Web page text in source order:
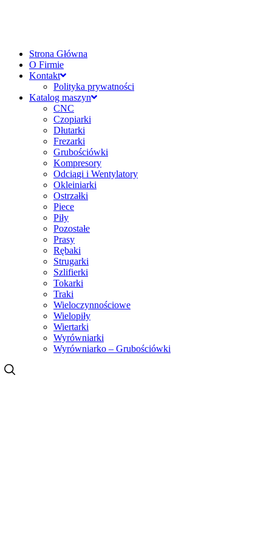
Strona Główna
O Firmie
Kontakt
Polityka prywatności
Katalog maszyn
CNC
Czopiarki
Dłutarki
Frezarki
Grubościówki
Kompresory
Odciągi i Wentylatory
Okleiniarki
Ostrzałki
Piece
Piły
Pozostałe
Prasy
Rębaki
Strugarki
Szlifierki
Tokarki
Traki
Wieloczynnościowe
Wielopiły
Wiertarki
Wyrówniarki
Wyrówniarko – Grubościówki